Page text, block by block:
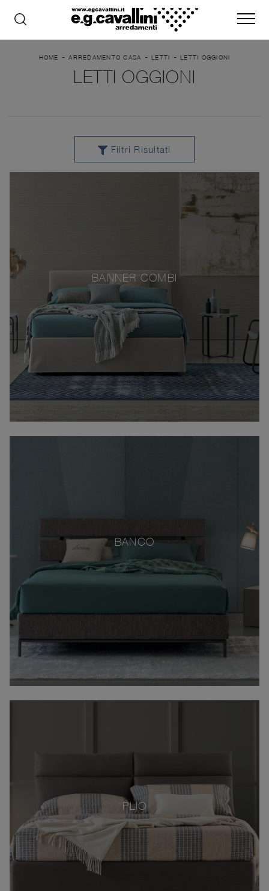
HOME -ARREDAMENTO CASA -LETTI -LETTI OGGIONI
LETTI OGGIONI
Filtri Risultati
BANNER COMBI
BANCO
PLIO